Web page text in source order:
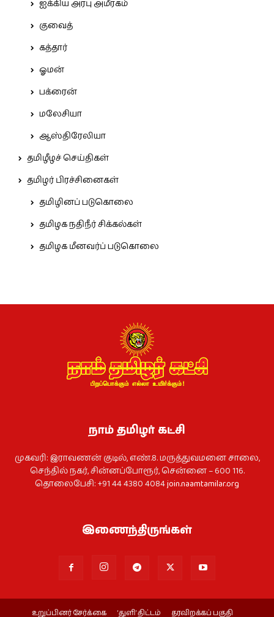
ஐக்கிய அரபு அமீரகம்
குவைத்
கத்தார்
ஓமன்
பக்ரைன்
மலேசியா
ஆஸ்திரேலியா
தமிழீழச் செய்திகள்
தமிழர் பிரச்சினைகள்
தமிழினப் படுகொலை
தமிழக நதிநீர் சிக்கல்கள்
தமிழக மீனவர்ப் படுகொலை
நாம் தமிழர் கட்சி
முகவரி: இராவணன் குடில், எண்.8. மருத்துவமனை சாலை,
செந்தில் நகர், சின்னப்போரூர், சென்னை – 600 116.
தொலைபேசி: +91 44 4380 4084join.naamtamilar.org
இணைந்திருங்கள்
உறுப்பினர் சேர்க்கை ‘துளி’ திட்டம் தரவிறக்கப் பகுதி